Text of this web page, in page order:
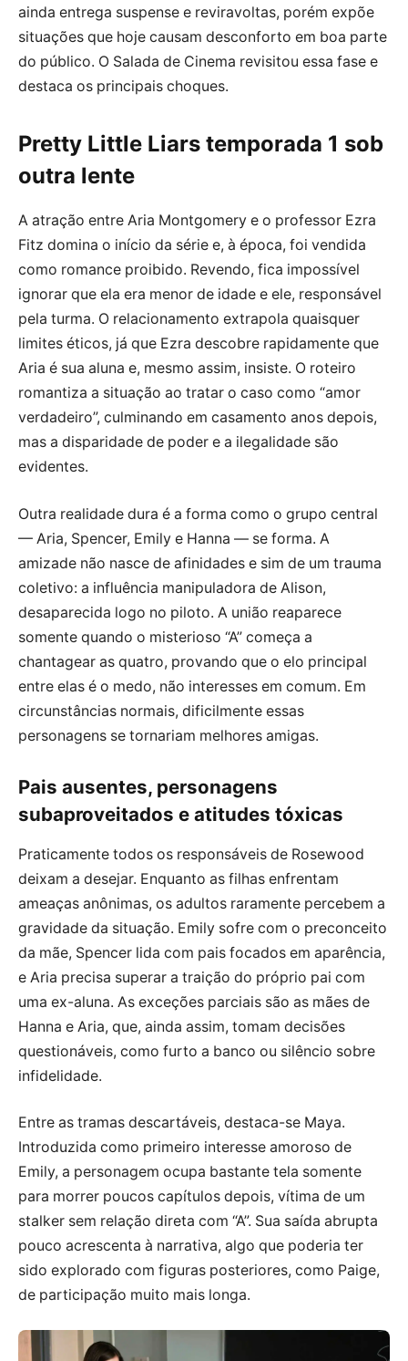
ainda entrega suspense e reviravoltas, porém expõe
situações que hoje causam desconforto em boa parte
do público. O Salada de Cinema revisitou essa fase e
destaca os principais choques.
Pretty Little Liars temporada 1 sob
outra lente
A atração entre Aria Montgomery e o professor Ezra
Fitz domina o início da série e, à época, foi vendida
como romance proibido. Revendo, fica impossível
ignorar que ela era menor de idade e ele, responsável
pela turma. O relacionamento extrapola quaisquer
limites éticos, já que Ezra descobre rapidamente que
Aria é sua aluna e, mesmo assim, insiste. O roteiro
romantiza a situação ao tratar o caso como “amor
verdadeiro”, culminando em casamento anos depois,
mas a disparidade de poder e a ilegalidade são
evidentes.
Outra realidade dura é a forma como o grupo central
— Aria, Spencer, Emily e Hanna — se forma. A
amizade não nasce de afinidades e sim de um trauma
coletivo: a influência manipuladora de Alison,
desaparecida logo no piloto. A união reaparece
somente quando o misterioso “A” começa a
chantagear as quatro, provando que o elo principal
entre elas é o medo, não interesses em comum. Em
circunstâncias normais, dificilmente essas
personagens se tornariam melhores amigas.
Pais ausentes, personagens
subaproveitados e atitudes tóxicas
Praticamente todos os responsáveis de Rosewood
deixam a desejar. Enquanto as filhas enfrentam
ameaças anônimas, os adultos raramente percebem a
gravidade da situação. Emily sofre com o preconceito
da mãe, Spencer lida com pais focados em aparência,
e Aria precisa superar a traição do próprio pai com
uma ex-aluna. As exceções parciais são as mães de
Hanna e Aria, que, ainda assim, tomam decisões
questionáveis, como furto a banco ou silêncio sobre
infidelidade.
Entre as tramas descartáveis, destaca-se Maya.
Introduzida como primeiro interesse amoroso de
Emily, a personagem ocupa bastante tela somente
para morrer poucos capítulos depois, vítima de um
stalker sem relação direta com “A”. Sua saída abrupta
pouco acrescenta à narrativa, algo que poderia ter
sido explorado com figuras posteriores, como Paige,
de participação muito mais longa.